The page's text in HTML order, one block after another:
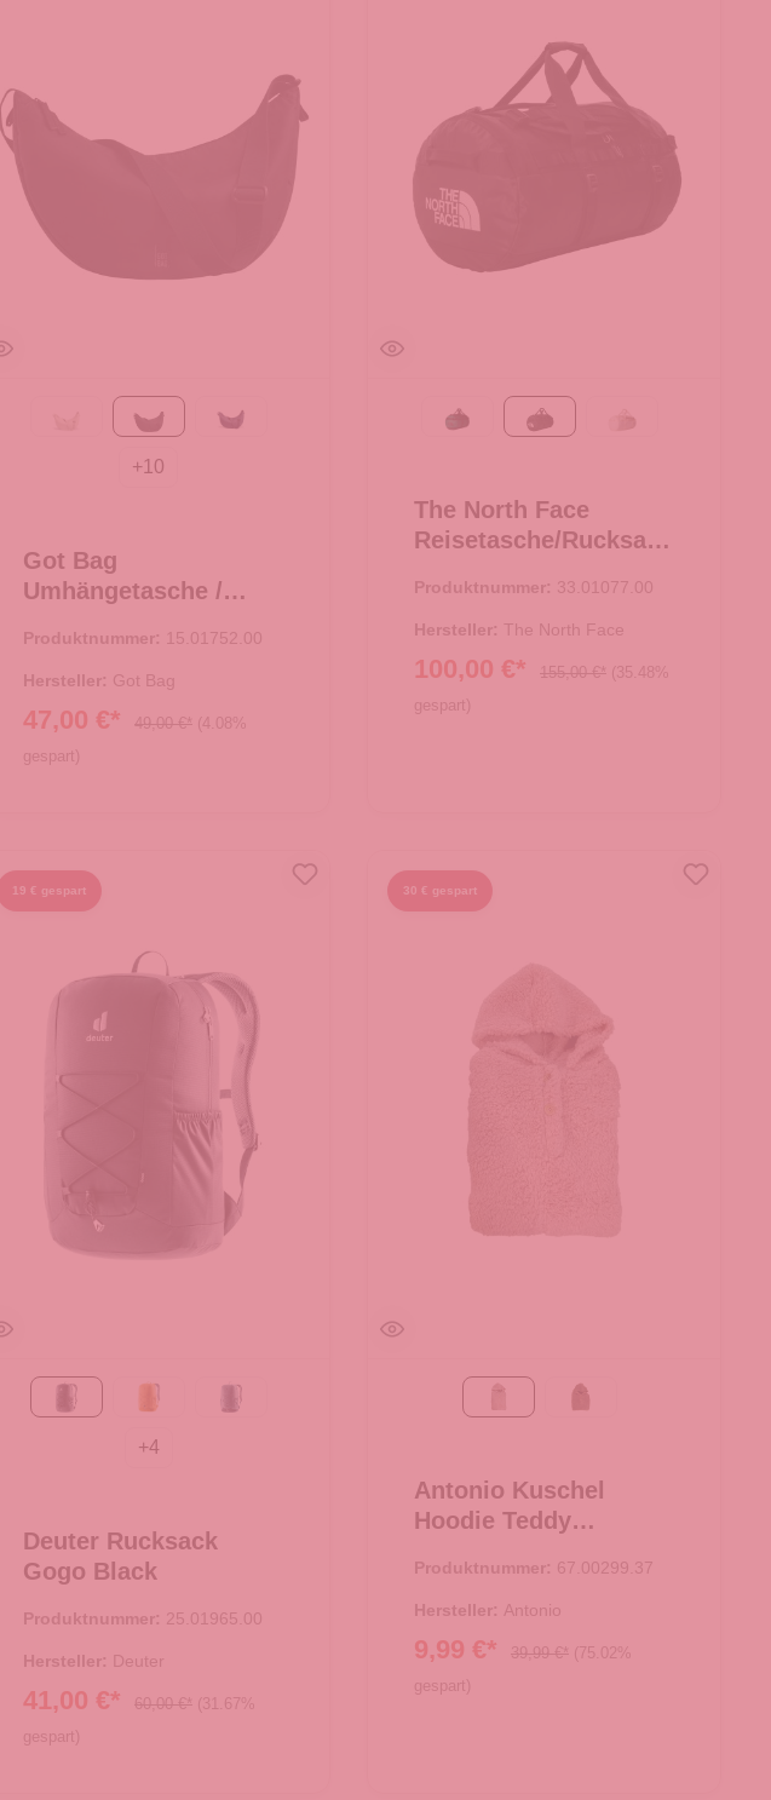
Beach FoamBlack
MONOCHROME deep ocean
+10
Got Bag
Umhängetasche /
Large Black
Produktnummer: 15.01752.00
Hersteller: Got Bag
47,00 €* 49,00 €* (4.08%
gespart)
Evergreen-TNF Black
TNF BlackWhite Dune-TNF
The North Face
Reisetasche/Rucksack
TNF Black
Produktnummer: 33.01077.00
Hersteller: The North Face
100,00 €* 155,00 €* (35.48%
gespart)
19 € gespart
Black amber-mapleatlantic-ink
+4
Deuter Rucksack
Gogo Black
Produktnummer: 25.01965.00
Hersteller: Deuter
41,00 €* 60,00 €* (31.67%
gespart)
30 € gespart
Taupe braun
Antonio Kuschel
Hoodie Teddy
Produktnummer: 67.00299.37
Hersteller: Antonio
9,99 €* 39,99 €* (75.02%
gespart)